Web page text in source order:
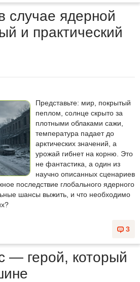
случае ядерной
и практический
Представьте: мир, покрытый
пеплом, солнце скрыто за
плотными облаками сажи,
температура падает до
арктических значений, а
урожай гибнет на корню. Это
не фантастика, а один из
научно описанных сценариев
последствие глобального ядерного
шансы выжить, и что необходимо
3
— герой, который